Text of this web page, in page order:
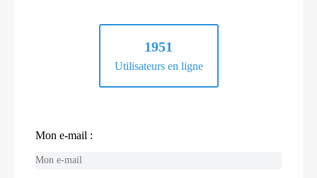
1951
Utilisateurs en ligne
Mon e-mail :